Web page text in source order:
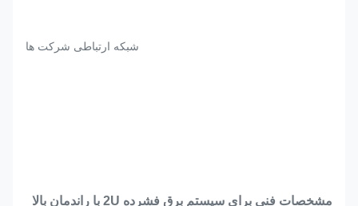
شبکه ارتباطی شرکت ها
مشخصات فنی برای سیستم برق فشرده 2U با راندمان بالا